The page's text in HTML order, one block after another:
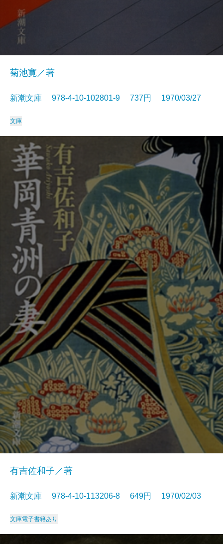
菊池寛／著
新潮文庫 978-4-10-102801-9 737円 1970/03/27
文庫
有吉佐和子／著
新潮文庫 978-4-10-113206-8 649円 1970/02/03
文庫電子書籍あり